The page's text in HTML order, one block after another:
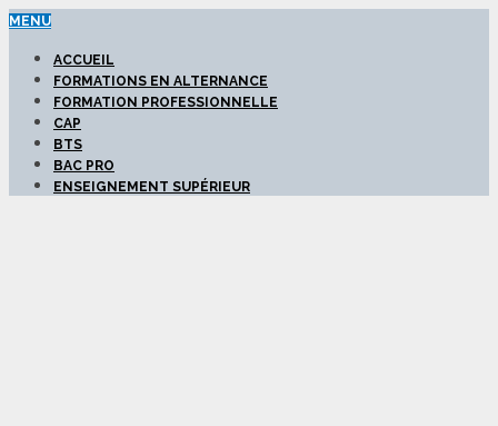
MENU
ACCUEIL
FORMATIONS EN ALTERNANCE
FORMATION PROFESSIONNELLE
CAP
BTS
BAC PRO
ENSEIGNEMENT SUPÉRIEUR